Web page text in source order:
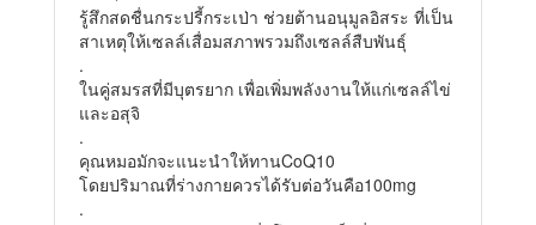
รู้สึกสดชื่นกระปรี้กระเป่า ช่วยต้านอนุมูลอิสระ ที่เป็น
สาเหตุให้เซลล์เสื่อมสภาพรวมถึงเซลล์สืบพันธุ์
.
ในคู่สมรสที่มีบุตรยาก เพื่อเพิ่มพลังงานให้แก่เซลล์ไข่
และอสุจิ
.
คุณหมอมักจะแนะนำให้ทานCoQ10
โดยปริมาณที่ร่างกายควรได้รับต่อวันคือ100mg
.